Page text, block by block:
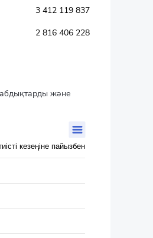
3 412 119 837
2 816 406 228
және
кезеңіне пайызбен